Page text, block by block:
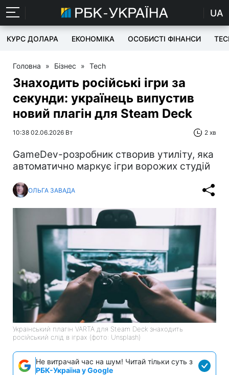
UA
КУРС ДОЛАРА ЕКОНОМІКА ОСОБИСТІ ФІНАНСИ
Головна » Бізнес » Tech
Знаходить російські ігри за
секунди: українець випустив
новий плагін для Steam Deck
10:38 02.06.2026 Вт 2 хв
GameDev-розробник створив утиліту, яка
автоматично маркує ігри ворожих студій
ОЛЬГА ЗАВАДА
Український плагін VARTA для Steam Deck знаходить
російський слід в іграх (фото: Unsplash)
Не витрачай час на шум! Читай тільки суть з
РБК-Україна у Google